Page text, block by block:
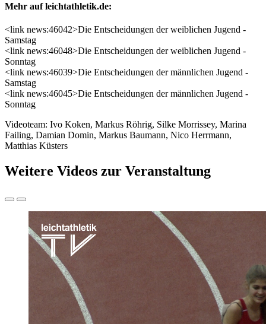
Mehr auf leichtathletik.de:
<link news:46042>Die Entscheidungen der weiblichen Jugend -
Samstag
<link news:46048>Die Entscheidungen der weiblichen Jugend -
Sonntag
<link news:46039>Die Entscheidungen der männlichen Jugend -
Samstag
<link news:46045>Die Entscheidungen der männlichen Jugend -
Sonntag
Videoteam: Ivo Koken, Markus Röhrig, Silke Morrissey, Marina
Failing, Damian Domin, Markus Baumann, Nico Herrmann,
Matthias Küsters
Weitere Videos zur Veranstaltung